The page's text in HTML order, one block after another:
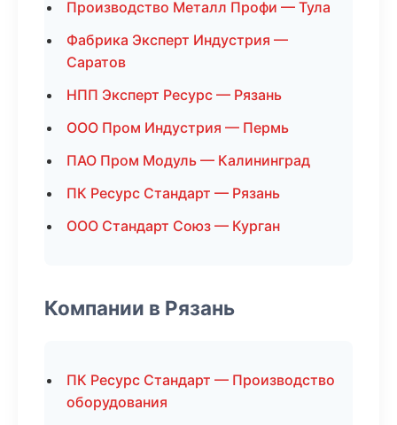
Производство Металл Профи — Тула
Фабрика Эксперт Индустрия —
Саратов
НПП Эксперт Ресурс — Рязань
ООО Пром Индустрия — Пермь
ПАО Пром Модуль — Калининград
ПК Ресурс Стандарт — Рязань
ООО Стандарт Союз — Курган
Компании в Рязань
ПК Ресурс Стандарт — Производство
оборудования